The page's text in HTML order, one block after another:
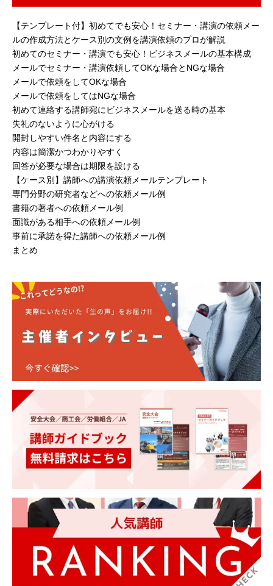
【テンプレート付】初めてでも安心！セミナー・講演の依頼メー
ルの作成方法とケース別の文例を講演依頼のプロが解説
初めてのセミナー・講演でも安心！ビジネスメールの基本構成
メールでセミナー・講演依頼してOKな場合とNGな場合
メールで依頼をしてOKな場合
メールで依頼をしてはNGな場合
初めて連絡する講師宛にビジネスメールを送る時の基本
失礼のないように心がける
開封しやすい件名と内容にする
内容は簡潔かつわかりやすく
回答が必要な場合は期限を設ける
【ケース別】講師への講演依頼メールテンプレート
専門分野の研究者などへの依頼メール例
書籍の著者への依頼メール例
面識がある相手への依頼メール例
事前に承諾を得た講師への依頼メール例
まとめ